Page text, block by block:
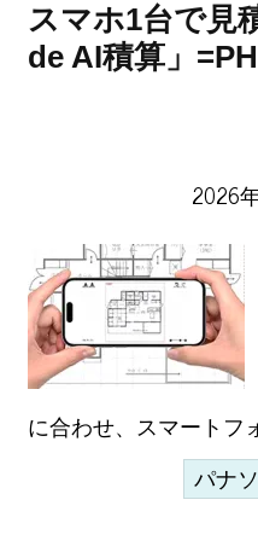
スマホ1台で見
de AI積算」
2026
に合わせ、スマートフ
パナ